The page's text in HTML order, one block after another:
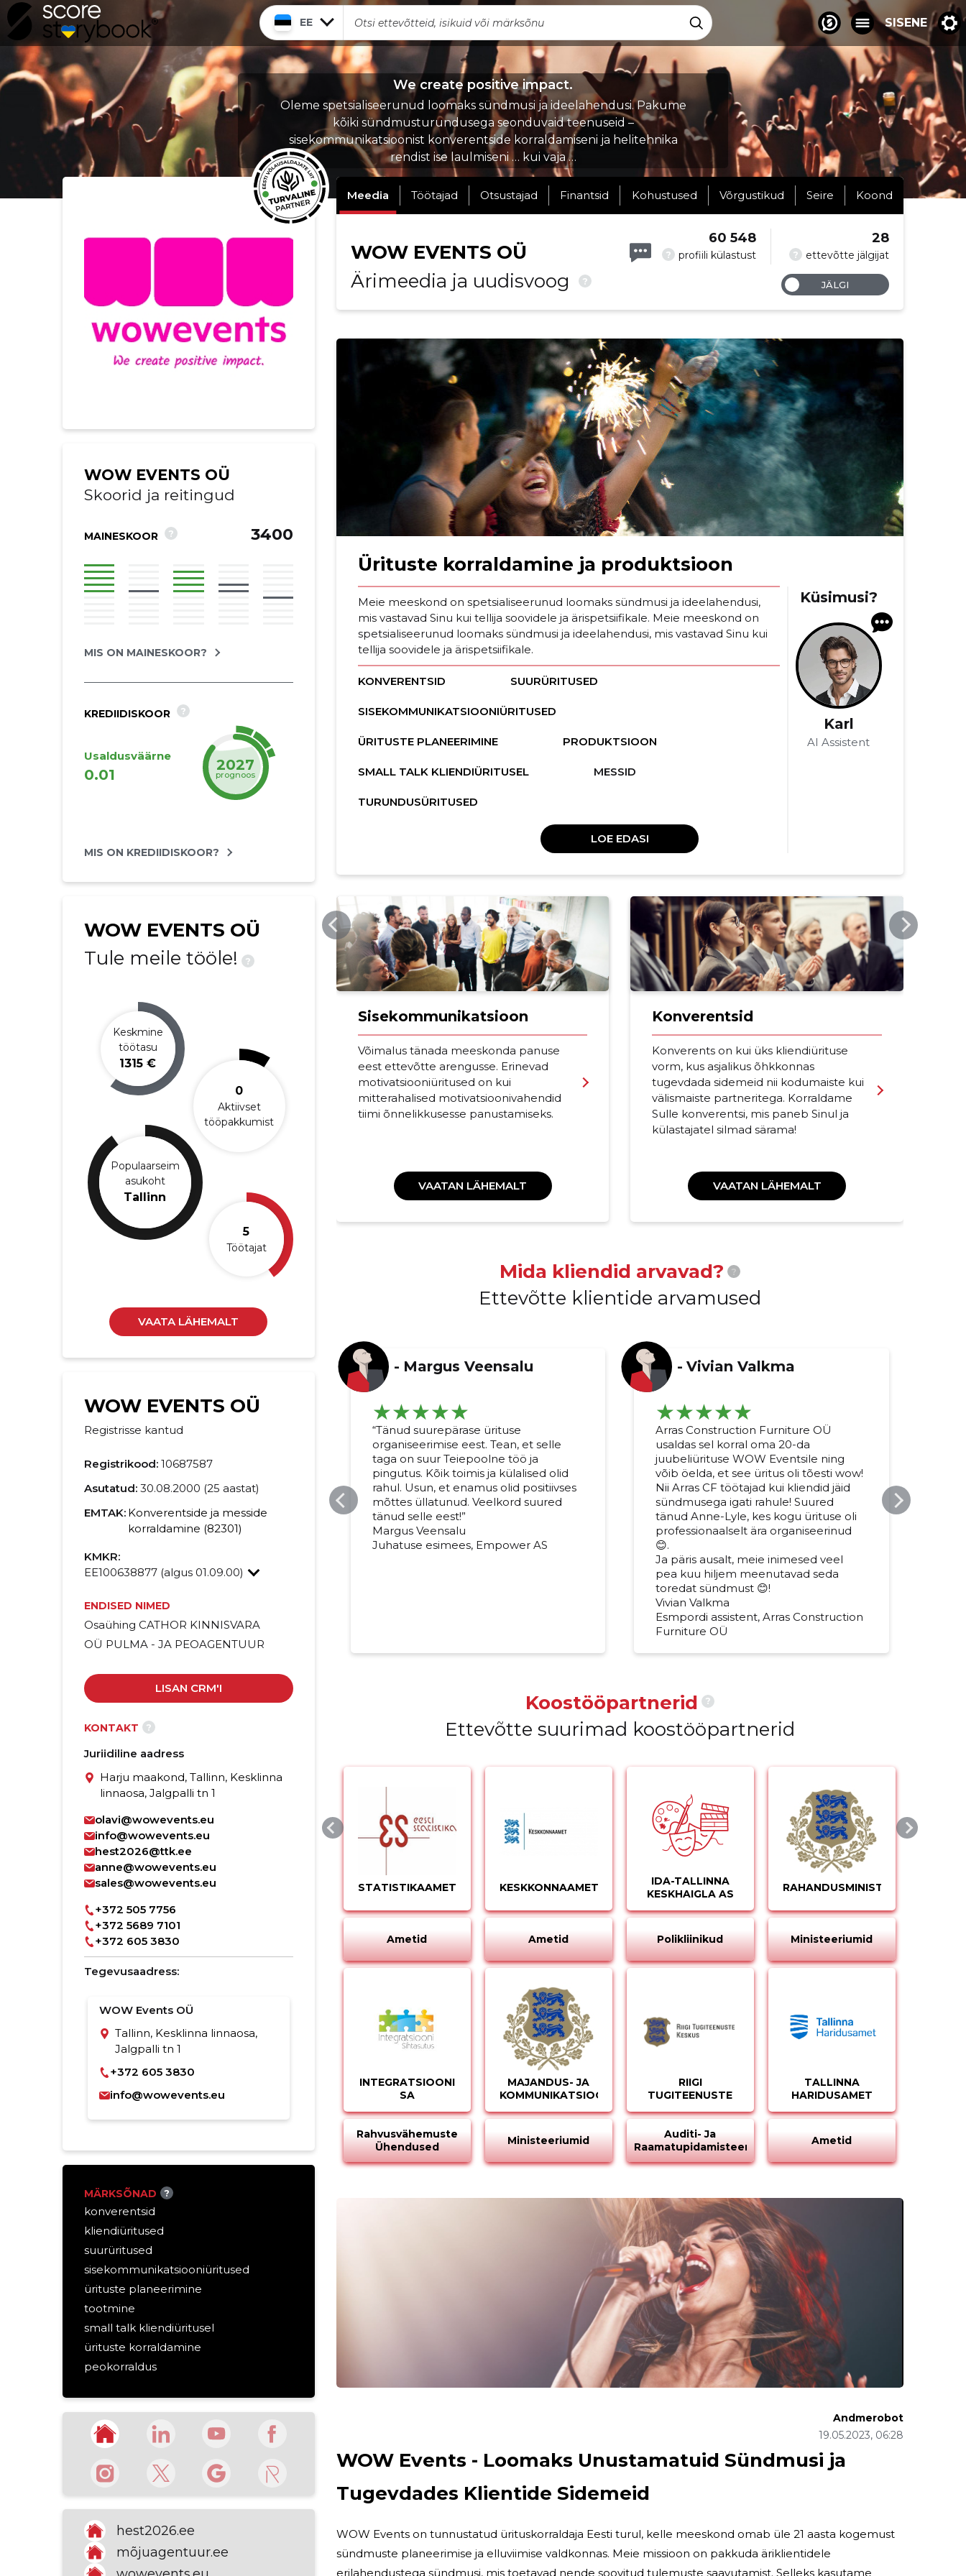
EE SISENE
We create positive impact.
Oleme spetsialiseerunud loomaks sündmusi ja ideelahendusi. Pakume
kõiki sündmusturundusega seonduvaid teenuseid –
sisekommunikatsioonist konverentside korraldamiseni ja helitehnika
rendist ise laulmiseni … kui vaja …
WOW EVENTS OÜ
Skoorid ja reitingud
MAINESKOOR ? 3400
MIS ON MAINESKOOR?
KREDIIDISKOOR ?
Usaldusväärne
0.01
2027
prognoos
MIS ON KREDIIDISKOOR?
WOW EVENTS OÜ
Tule meile tööle!
?
Keskmine
töötasu
1315 €
0
Aktiivset
tööpakkumist
Populaarseim
asukoht
Tallinn
5
Töötajat
VAATA LÄHEMALT
WOW EVENTS OÜ
Registrisse kantud
Registrikood: 10687587
Asutatud: 30.08.2000 (25 aastat)
EMTAK: Konverentside ja messide
korraldamine (82301)
KMKR:
EE100638877 (algus 01.09.00)
ENDISED NIMED
Osaühing CATHOR KINNISVARA
OÜ PULMA - JA PEOAGENTUUR
LISAN CRM'I
KONTAKT ?
Juriidiline aadress
Harju maakond, Tallinn, Kesklinna
linnaosa, Jalgpalli tn 1
olavi@wowevents.eu
info@wowevents.eu
hest2026@ttk.ee
anne@wowevents.eu
sales@wowevents.eu
+372 505 7756
+372 5689 7101
+372 605 3830
Tegevusaadress:
WOW Events OÜ
Tallinn, Kesklinna linnaosa,
Jalgpalli tn 1
+372 605 3830
info@wowevents.eu
MÄRKSÕNAD ?
konverentsid
kliendiüritused
suurüritused
sisekommunikatsiooniüritused
ürituste planeerimine
tootmine
small talk kliendiüritusel
ürituste korraldamine
peokorraldus
turundusüritused
konverentside ja messide
hest2026.ee
mõjuagentuur.ee
Meedia Töötajad Otsustajad Finantsid Kohustused Võrgustikud Seire Koond
WOW EVENTS OÜ
Ärimeedia ja uudisvoog
?
? profiili külastust
60 548
? ettevõtte jälgijat
28
JÄLGI
Ürituste korraldamine ja produktsioon
Meie meeskond on spetsialiseerunud loomaks sündmusi ja ideelahendusi,
mis vastavad Sinu kui tellija soovidele ja ärispetsiifikale. Meie meeskond on
spetsialiseerunud loomaks sündmusi ja ideelahendusi, mis vastavad Sinu kui
tellija soovidele ja ärispetsiifikale.
KONVERENTSID SUURÜRITUSED
SISEKOMMUNIKATSIOONIÜRITUSED
ÜRITUSTE PLANEERIMINE PRODUKTSIOON
SMALL TALK KLIENDIÜRITUSEL MESSID
TURUNDUSÜRITUSED
LOE EDASI
Küsimusi?
Karl
AI Assistent
WOWEVENTS.EU
Sisekommunikatsioon
Võimalus tänada meeskonda panuse
eest ettevõtte arengusse. Erinevad
motivatsiooniüritused on kui
mitterahalised motivatsioonivahendid
tiimi õnnelikkusesse panustamiseks.
VAATAN LÄHEMALT
WOWEVENTS.EU
Konverentsid
Konverents on kui üks kliendiürituse
vorm, kus asjalikus õhkkonnas
tugevdada sidemeid nii kodumaiste kui
välismaiste partneritega. Korraldame
Sulle konverentsi, mis paneb Sinul ja
külastajatel silmad särama!
VAATAN LÄHEMALT
Mida kliendid arvavad? ?
Ettevõtte klientide arvamused
- Margus Veensalu
“Tänud suurepärase ürituse
organiseerimise eest. Tean, et selle
taga on suur Teiepoolne töö ja
pingutus. Kõik toimis ja külalised olid
rahul. Usun, et enamus olid positiivses
mõttes üllatunud. Veelkord suured
tänud selle eest!”
Margus Veensalu
Juhatuse esimees, Empower AS
- Vivian Valkma
Arras Construction Furniture OÜ
usaldas sel korral oma 20-da
juubeliürituse WOW Eventsile ning
võib öelda, et see üritus oli tõesti wow!
Nii Arras CF töötajad kui kliendid jäid
sündmusega igati rahule! Suured
tänud Anne-Lyle, kes kogu ürituse oli
professionaalselt ära organiseerinud
😊.
Ja päris ausalt, meie inimesed veel
pea kuu hiljem meenutavad seda
toredat sündmust 😊!
Vivian Valkma
Esmpordi assistent, Arras Construction
Furniture OÜ
Koostööpartnerid ?
Ettevõtte suurimad koostööpartnerid
STATISTIKAAMET
Ametid
KESKKONNAAMET
Ametid
IDA-TALLINNA
KESKHAIGLA AS
Polikliinikud
RAHANDUSMINISTEERIUM
Ministeeriumid
INTEGRATSIOONI
SA
Rahvusvähemuste
Ühendused
MAJANDUS- JA
KOMMUNIKATSIOONIMINISTEERIUM
Ministeeriumid
RIIGI
TUGITEENUSTE
Auditi- Ja
Raamatupidamisteenused
TALLINNA
HARIDUSAMET
Ametid
WOW Events - Loomaks Unustamatuid Sündmusi ja
Tugevdades Klientide Sidemeid
19.05.2023, 06:28
Andmerobot
WOW Events on tunnustatud ürituskorraldaja Eesti turul, kelle meeskond omab üle 21 aasta kogemust
sündmuste planeerimise ja elluviimise valdkonnas. Meie missioon on pakkuda äriklientidele
erilahendustega sündmusi, mis toetavad nende soovitud tulemuste saavutamist. Selleks kasutame
Sinu nimi
Muuda pildi kirjeldust